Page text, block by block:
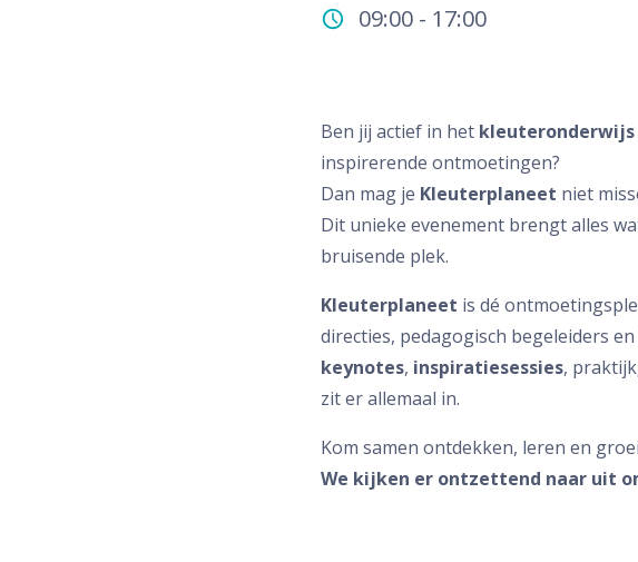
09:00 - 17:00
Ben jij actief in het kleuteronderwijs
inspirerende ontmoetingen?
Dan mag je Kleuterplaneet niet
Dit unieke evenement brengt alles
bruisende plek.
Kleuterplaneet is dé
directies, pedagogisch begeleiders
keynotes, inspiratiesessies,
zit er allemaal in.
Kom samen ontdekken, leren en
We kijken er ontzettend naar uit